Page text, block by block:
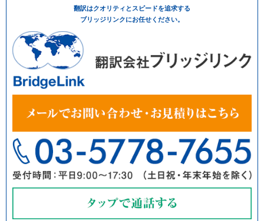
翻訳はクオリティとスピードを追求する
ブリッジリンクにお任せください。